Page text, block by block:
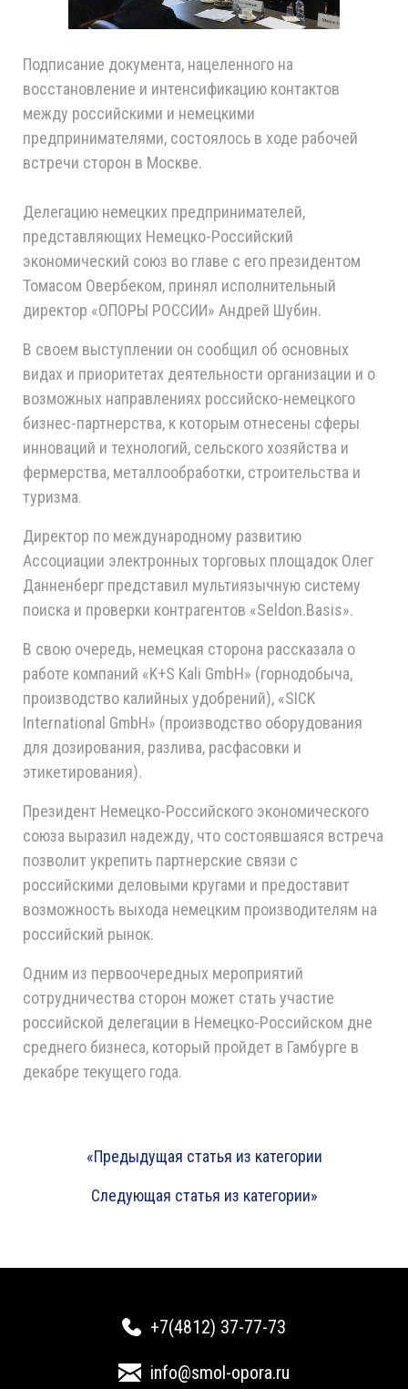
Подписание документа, нацеленного на
восстановление и интенсификацию контактов
между российскими и немецкими
предпринимателями, состоялось в ходе рабочей
встречи сторон в Москве.
Делегацию немецких предпринимателей,
представляющих Немецко-Российский
экономический союз во главе с его президентом
Томасом Овербеком, принял исполнительный
директор «ОПОРЫ РОССИИ» Андрей Шубин.
В своем выступлении он сообщил об основных
видах и приоритетах деятельности организации и о
возможных направлениях российско-немецкого
бизнес-партнерства, к которым отнесены сферы
инноваций и технологий, сельского хозяйства и
фермерства, металлообработки, строительства и
туризма.
Директор по международному развитию
Ассоциации электронных торговых площадок Олег
Данненберг представил мультиязычную систему
поиска и проверки контрагентов «Seldon.Basis».
В свою очередь, немецкая сторона рассказала о
работе компаний «K+S Kali GmbH» (горнодобыча,
производство калийных удобрений), «SICK
International GmbH» (производство оборудования
для дозирования, разлива, расфасовки и
этикетирования).
Президент Немецко-Российского экономического
союза выразил надежду, что состоявшаяся встреча
позволит укрепить партнерские связи с
российскими деловыми кругами и предоставит
возможность выхода немецким производителям на
российский рынок.
Одним из первоочередных мероприятий
сотрудничества сторон может стать участие
российской делегации в Немецко-Российском дне
среднего бизнеса, который пройдет в Гамбурге в
декабре текущего года.
«Предыдущая статья из категории
Следующая статья из категории»
+7(4812) 37-77-73
info@smol-opora.ru